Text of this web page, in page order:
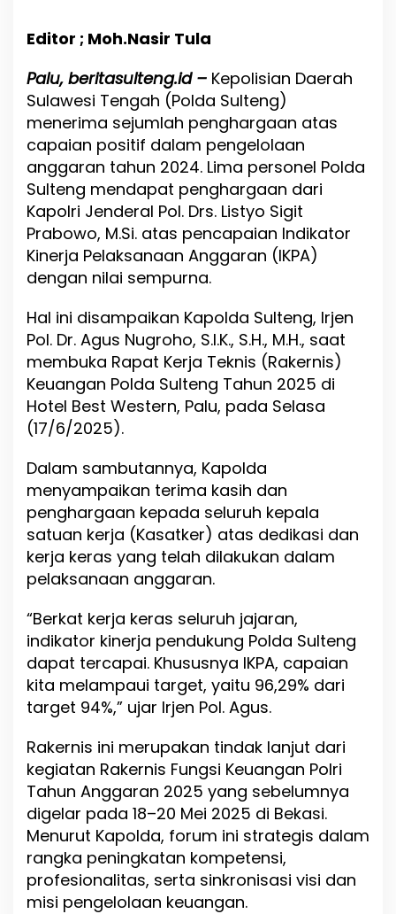
e
r
r
e
t
a
s
i
d
a
l
a
m
R
k
e
n
i
s
a
n
a
n
P
l
a
S
l
t
e
2
0
2
5
Editor ; Moh.Nasir Tula
Palu, beritasulteng.id – Kepolisian Daerah
Sulawesi Tengah (Polda Sulteng)
menerima sejumlah penghargaan atas
capaian positif dalam pengelolaan
anggaran tahun 2024. Lima personel Polda
Sulteng mendapat penghargaan dari
Kapolri Jenderal Pol. Drs. Listyo Sigit
Prabowo, M.Si. atas pencapaian Indikator
Kinerja Pelaksanaan Anggaran (IKPA)
dengan nilai sempurna.
Hal ini disampaikan Kapolda Sulteng, Irjen
Pol. Dr. Agus Nugroho, S.I.K., S.H., M.H., saat
membuka Rapat Kerja Teknis (Rakernis)
Keuangan Polda Sulteng Tahun 2025 di
Hotel Best Western, Palu, pada Selasa
(17/6/2025).
Dalam sambutannya, Kapolda
menyampaikan terima kasih dan
penghargaan kepada seluruh kepala
satuan kerja (Kasatker) atas dedikasi dan
kerja keras yang telah dilakukan dalam
pelaksanaan anggaran.
“Berkat kerja keras seluruh jajaran,
indikator kinerja pendukung Polda Sulteng
dapat tercapai. Khususnya IKPA, capaian
kita melampaui target, yaitu 96,29% dari
target 94%,” ujar Irjen Pol. Agus.
Rakernis ini merupakan tindak lanjut dari
kegiatan Rakernis Fungsi Keuangan Polri
Tahun Anggaran 2025 yang sebelumnya
digelar pada 18–20 Mei 2025 di Bekasi.
Menurut Kapolda, forum ini strategis dalam
rangka peningkatan kompetensi,
profesionalitas, serta sinkronisasi visi dan
misi pengelolaan keuangan.